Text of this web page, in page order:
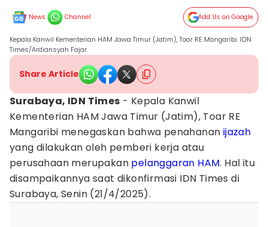
News Channel Add Us on Google
Kepala Kanwil Kementerian HAM Jawa Timur (Jatim), Toar RE Mangaribi. IDN
Times/Ardiansyah Fajar.
Share Article
Surabaya, IDN Times - Kepala Kanwil
Kementerian HAM Jawa Timur (Jatim), Toar RE
Mangaribi menegaskan bahwa penahanan ijazah
yang dilakukan oleh pemberi kerja atau
perusahaan merupakan pelanggaran HAM. Hal itu
disampaikannya saat dikonfirmasi IDN Times di
Surabaya, Senin (21/4/2025).